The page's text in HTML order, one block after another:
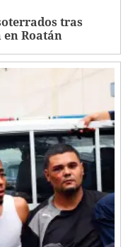
tras
Roatán